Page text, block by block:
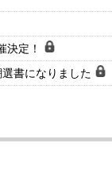
決定！
書になりました